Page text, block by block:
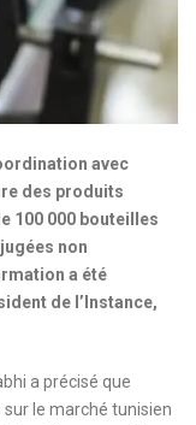
avec
des produits
100 000 bouteilles
non
a été
de l’Instance,
a précisé que
le marché tunisien